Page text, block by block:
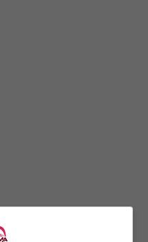
quattro anni di